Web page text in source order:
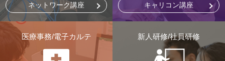
ネットワーク講座 キャリコン講座
医療事務/電子カルテ 新人研修/社員研修